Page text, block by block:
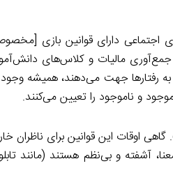
اجتماعی دارای قوانین بازی
جمع‌آوری مالیات و کلاس‌های
به رفتارها جهت می‌دهند، همیشه
و ناموجود را تعیین می‌کنند.
اوقات این قوانین برای ناظران
آشفته و بی‌نظم هستند (مانند